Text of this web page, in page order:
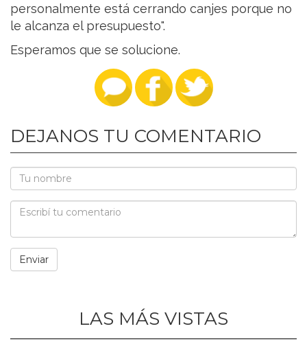
personalmente está cerrando canjes porque no
le alcanza el presupuesto".
Esperamos que se solucione.
DEJANOS TU COMENTARIO
LAS MÁS VISTAS